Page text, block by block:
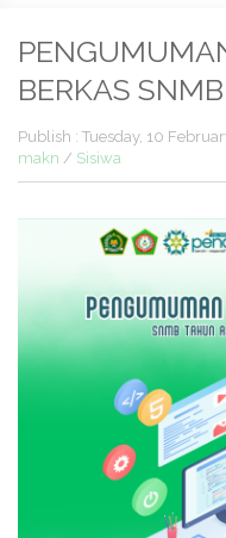
BERKAS
Publish : Tuesday, 10
makn / Sisiwa